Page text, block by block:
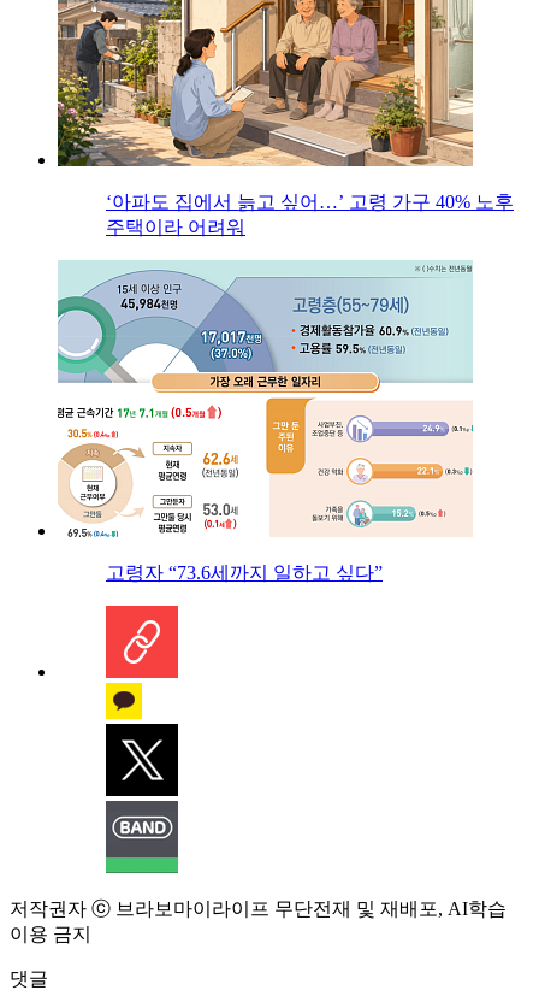
‘아파도 집에서 늙고 싶어…’ 고령 가구 40% 노후
주택이라 어려워
고령자 “73.6세까지 일하고 싶다”
저작권자 ⓒ 브라보마이라이프 무단전재 및 재배포, AI학습
이용 금지
댓글